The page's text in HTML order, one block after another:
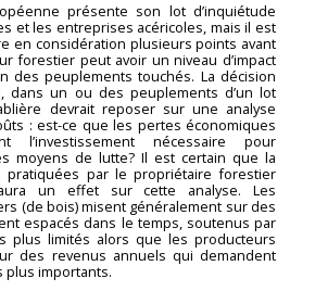
présente son lot d’inquiétude
et les entreprises acéricoles, mais il est
en considération plusieurs points avant
forestier peut avoir un niveau d’impact
des peuplements touchés. La décision
dans un ou des peuplements d’un lot
devrait reposer sur une analyse
: est-ce que les pertes économiques
l’investissement nécessaire pour
moyens de lutte? Il est certain que la
pratiquées par le propriétaire forestier
un effet sur cette analyse. Les
(de bois) misent généralement sur des
espacés dans le temps, soutenus par
plus limités alors que les producteurs
des revenus annuels qui demandent
plus importants.